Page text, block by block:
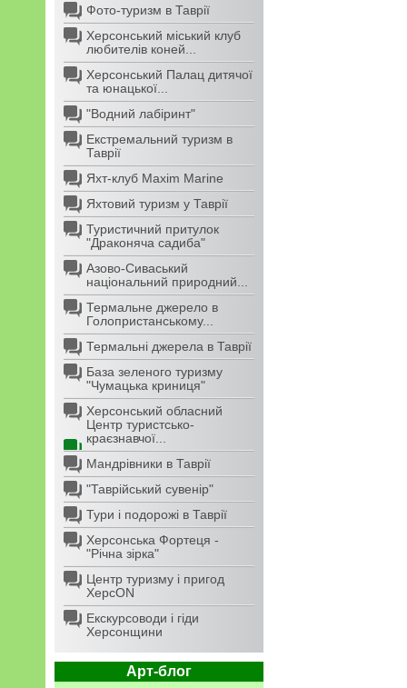
Фото-туризм в Таврії
Херсонський міський клуб
любителів коней...
Херсонський Палац дитячої
та юнацької...
"Водний лабіринт"
Екстремальний туризм в
Таврії
Яхт-клуб Maxim Marine
Яхтовий туризм у Таврії
Туристичний притулок
"Драконяча садиба"
Азово-Сиваський
національний природний...
Термальне джерело в
Голопристанському...
Термальні джерела в Таврії
База зеленого туризму
"Чумацька криниця"
Херсонський обласний
Центр туристсько-
краєзнавчої...
Мандрівники в Таврії
"Таврійський сувенір"
Тури і подорожі в Таврії
Херсонська Фортеця -
"Річна зірка"
Центр туризму і пригод
ХерсON
Екскурсоводи і гіди
Херсонщини
Арт-блог